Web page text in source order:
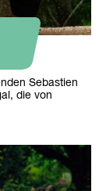
Sebastien
die von